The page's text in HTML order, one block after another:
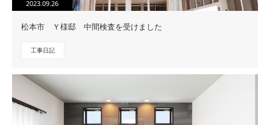
2023.09.26
松本市 Ｙ様邸 中間検査を受けました
工事日記